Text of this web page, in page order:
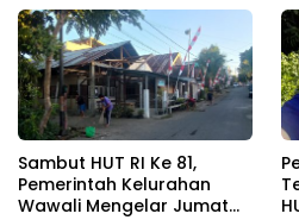
Sambut HUT RI Ke 81,
Pemerintah Kelurahan
Wawali Mengelar Jumat